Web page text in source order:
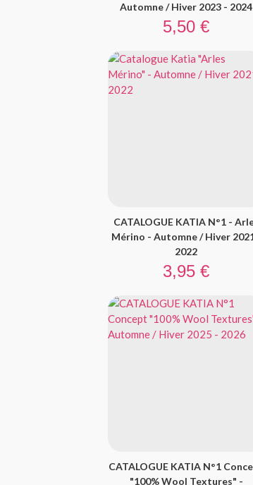
Automne / Hiver 2023 - 2024
Prix
5,50 €
CATALOGUE KATIA N°1 -
Mérino - Automne / Hiver
2022
Prix
3,95 €
CATALOGUE KATIA N°1
"100% Wool Textures" -